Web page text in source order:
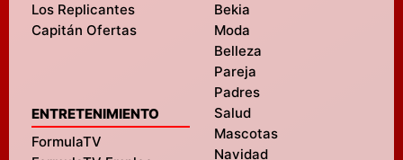
Los Replicantes
Capitán Ofertas
ENTRETENIMIENTO
FormulaTV
Bekia
Moda
Belleza
Pareja
Padres
Salud
Mascotas
Navidad